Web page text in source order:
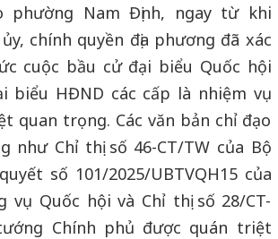
phường Nam Định, ngay từ khi
chính quyền địa phương đã xác
cuộc bầu cử đại biểu Quốc hội
biểu HĐND các cấp là nhiệm vụ
quan trọng. Các văn bản chỉ đạo
như Chỉ thị số 46-CT/TW của Bộ
số 101/2025/UBTVQH15 của
vụ Quốc hội và Chỉ thị số 28/CT-
Chính phủ được quán triệt